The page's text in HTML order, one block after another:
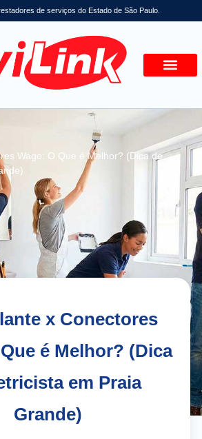
de serviços do Estado de São Paulo.
Wago: O Que é Melhor? (Dica de
x Conectores
é Melhor? (Dica
em Praia
Grande)